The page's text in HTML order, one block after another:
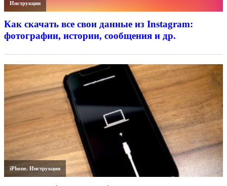
Инструкции
Как скачать все свои данные из Instagram:
фотографии, истории, сообщения и др.
iPhone,Инструкции